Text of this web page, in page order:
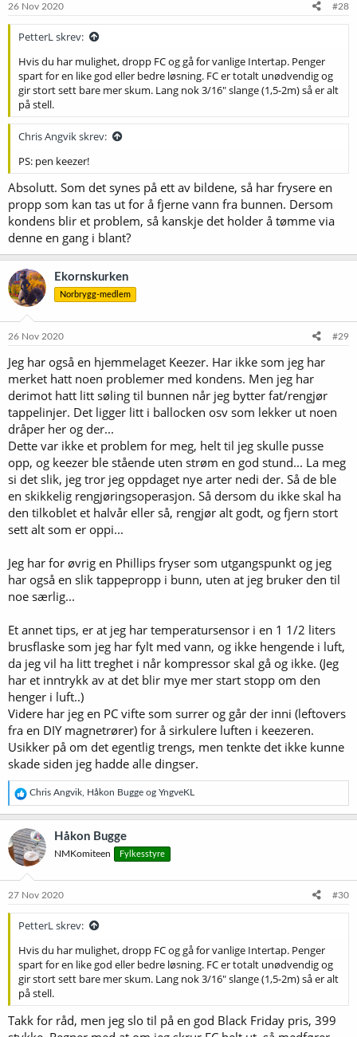
e
26 Nov 2020 #28
PetterL skrev:
Hvis du har mulighet, dropp FC og gå for vanlige Intertap. Penger
spart for en like god eller bedre løsning. FC er totalt unødvendig og
gir stort sett bare mer skum. Lang nok 3/16" slange (1,5-2m) så er alt
på stell.
Chris Angvik skrev:
PS: pen keezer!
Absolutt. Som det synes på ett av bildene, så har frysere en
propp som kan tas ut for å fjerne vann fra bunnen. Dersom
kondens blir et problem, så kanskje det holder å tømme via
denne en gang i blant?
Ekornskurken
Norbrygg-medlem
26 Nov 2020 #29
Jeg har også en hjemmelaget Keezer. Har ikke som jeg har
merket hatt noen problemer med kondens. Men jeg har
derimot hatt litt søling til bunnen når jeg bytter fat/rengjør
tappelinjer. Det ligger litt i ballocken osv som lekker ut noen
dråper her og der...
Dette var ikke et problem for meg, helt til jeg skulle pusse
opp, og keezer ble stående uten strøm en god stund... La meg
si det slik, jeg tror jeg oppdaget nye arter nedi der. Så de ble
en skikkelig rengjøringsoperasjon. Så dersom du ikke skal ha
den tilkoblet et halvår eller så, rengjør alt godt, og fjern stort
sett alt som er oppi...
Jeg har for øvrig en Phillips fryser som utgangspunkt og jeg
har også en slik tappepropp i bunn, uten at jeg bruker den til
noe særlig...
Et annet tips, er at jeg har temperatursensor i en 1 1/2 liters
brusflaske som jeg har fylt med vann, og ikke hengende i luft,
da jeg vil ha litt treghet i når kompressor skal gå og ikke. (Jeg
har et inntrykk av at det blir mye mer start stopp om den
henger i luft..)
Videre har jeg en PC vifte som surrer og går der inni (leftovers
fra en DIY magnetrører) for å sirkulere luften i keezeren.
Usikker på om det egentlig trengs, men tenkte det ikke kunne
skade siden jeg hadde alle dingser.
R
e
a
k
s
j
o
e
Chris Angvik Håkon Bugge og YngveKL
Håkon Bugge
NMKomiteen Fylkesstyre
27 Nov 2020 #30
PetterL skrev:
Hvis du har mulighet, dropp FC og gå for vanlige Intertap. Penger
spart for en like god eller bedre løsning. FC er totalt unødvendig og
gir stort sett bare mer skum. Lang nok 3/16" slange (1,5-2m) så er alt
på stell.
Takk for råd, men jeg slo til på en god Black Friday pris, 399